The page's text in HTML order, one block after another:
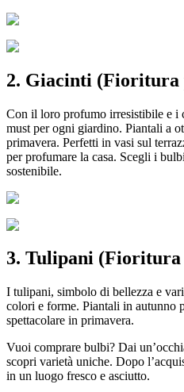
2. Giacinti
Con il loro profumo irresistibile e
must per ogni giardino. Piantali a
primavera. Perfetti in vasi sul
per profumare la casa. Scegli i
sostenibile.
3. Tulipani
I tulipani, simbolo di bellezza e
colori e forme. Piantali in autunno
spettacolare in primavera.
Vuoi comprare bulbi? Dai
scopri varietà uniche. Dopo
in un luogo fresco e asciutto.